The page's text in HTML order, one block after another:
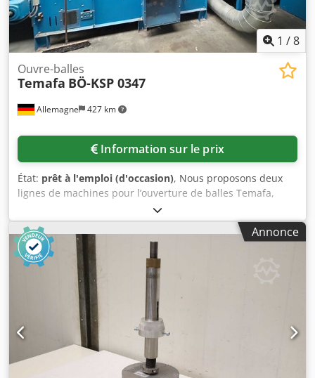
1 /8
Allemagne 427 km
Ouvre-balles
Temafa BÖ-KSP 0347
Information sur le prix
État: prêt à l'emploi (d'occasion), Nous proposons deux
lignes de machines pour l’ouverture de balles Temafa,
destinées à l’ouverture, au transport pneumatique de
balles de fibres et au traitement de fibres naturelles et
synthétiques. 1. Machine d’ouverture de balles : 1)
Machine d’ouverture de balles BÖ-KSP 0347, largeur de
travail : 1600 mm. 2) Table de convoyage à barres, modèle
FTRY 0502, longueur : 5700 mm, largeur : 1600 mm. 3)
Trémie d’aspiration des matériaux, largeur de travail : 1600
mm, bride de raccordement : 350 mm. 4) Ventilateur
d’aspiration AEG, type : AM 160 MR 4, puissance : 11 kW,
vitesse : 1450 tr/min. 2. Machine d’ouverture de balles :
Chedsznx Nkjpfx Ak Uja 1) Machine d’ouverture de balles
BÖ-KSP avec Cleanmaster, largeur de travail : 1300 mm. 2)
Annonce